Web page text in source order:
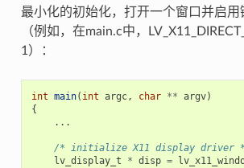
最小化的初始化，打开一个窗口并启
（例如，在main.c中，
1）：
int main( int argc, char ** argv)
{
...
/* initialize X11 display driver
lv_display_t
* disp =